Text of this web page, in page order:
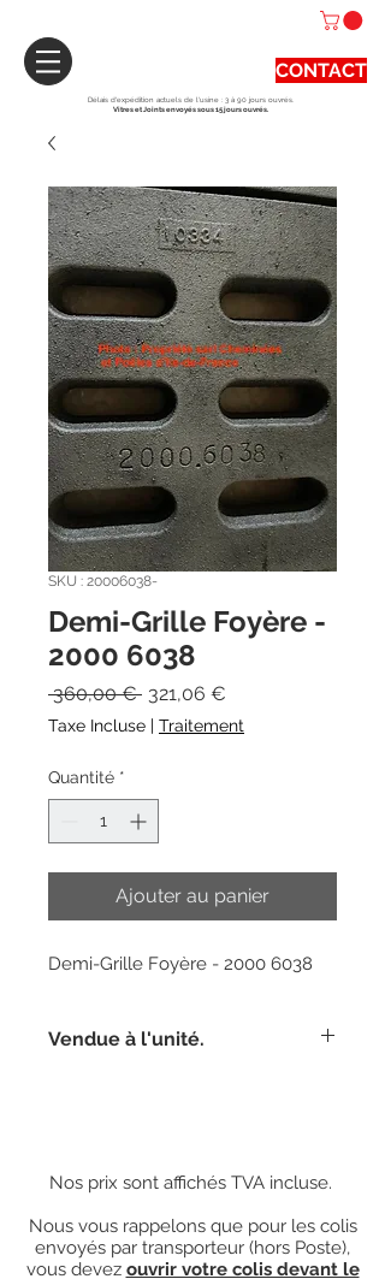
CONTACT
Délais d'expédition actuels de l'usine : 3 à 90 jours ouvrés.
Vitres et Joints envoyés sous 15 jours ouvrés.
SKU : 20006038-
Demi-Grille Foyère -
2000 6038
360,00 € Prix
original
321,06 €
promotionnel
Taxe Incluse | Traitement
Quantité *
Ajouter au panier
Demi-Grille Foyère - 2000 6038
Vendue à l'unité.
Nos prix sont affichés TVA incluse.
Nous vous rappelons que pour les colis
envoyés par transporteur (hors Poste),
vous devez ouvrir votre colis devant le